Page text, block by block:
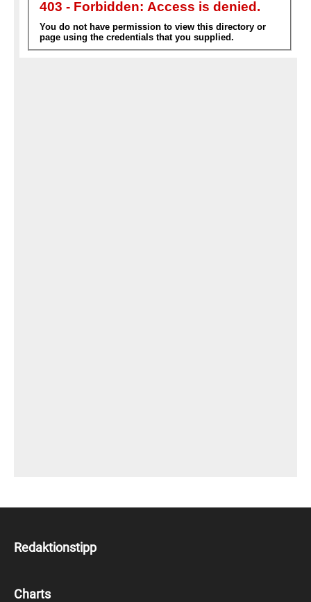
Redaktionstipp
Charts